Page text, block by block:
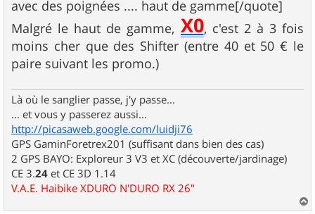
a
e
avec des poignées .... haut de gamme[/quote]
Malgré le haut de gamme, X0, c'est 2 à 3 fois
moins cher que des Shifter (entre 40 et 50 € le
paire suivant les promo.)
Là où le sanglier passe, j'y passe...
... et vous y passerez aussi...
http://picasaweb.google.com/luidji76
GPS GaminForetrex201 (suffisant dans bien des cas)
2 GPS BAYO: Exploreur 3 V3 et XC (découverte/jardinage)
CE 3.24 et CE 3D 1.14
V.A.E. Haibike XDURO N'DURO RX 26"